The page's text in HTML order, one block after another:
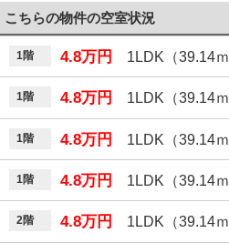
こちらの物件の空室状況
1階 4.8万円 1LDK（39.14ｍ
1階 4.8万円 1LDK（39.14ｍ
1階 4.8万円 1LDK（39.14ｍ
1階 4.8万円 1LDK（39.14ｍ
2階 4.8万円 1LDK（39.14ｍ